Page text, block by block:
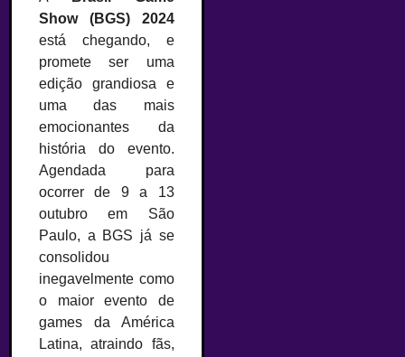
Show (BGS)
2024
está chegando, e
promete ser uma
edição grandiosa e
uma das mais
emocionantes da
história do evento.
Agendada para
ocorrer de 9 a 13
outubro em São
Paulo, a BGS já se
consolidou
inegavelmente como
o maior evento de
games da América
Latina, atraindo fãs,